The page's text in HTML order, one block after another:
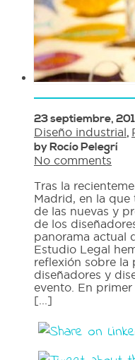
23 septiembre,
Diseño industrial,
by Rocío Pelegrí
No comments
Tras la
Madrid, en la
de las nuevas y
de los
panorama actual
Estudio Legal
reflexión sobre la
diseñadores y
evento. En
[...]